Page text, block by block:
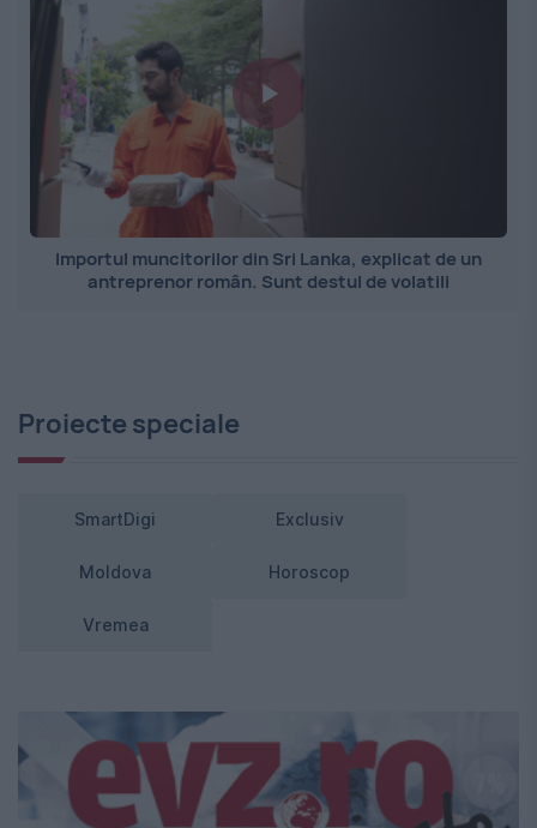
Importul muncitorilor din Sri Lanka, explicat de un
antreprenor român. Sunt destul de volatili
Proiecte speciale
SmartDigi Exclusiv
Moldova Horoscop
Vremea